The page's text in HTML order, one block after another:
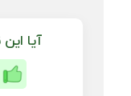
آیا